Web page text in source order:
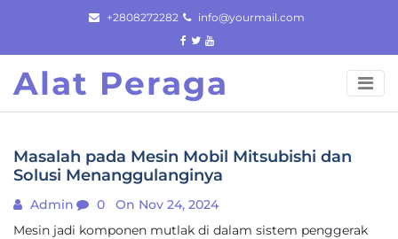
content
+2808272282 info@yourmail.com
Alat Peraga
Masalah pada Mesin Mobil Mitsubishi dan
Solusi Menanggulanginya
Admin 0
On Nov 24, 2024
Mesin jadi komponen mutlak di dalam sistem penggerak